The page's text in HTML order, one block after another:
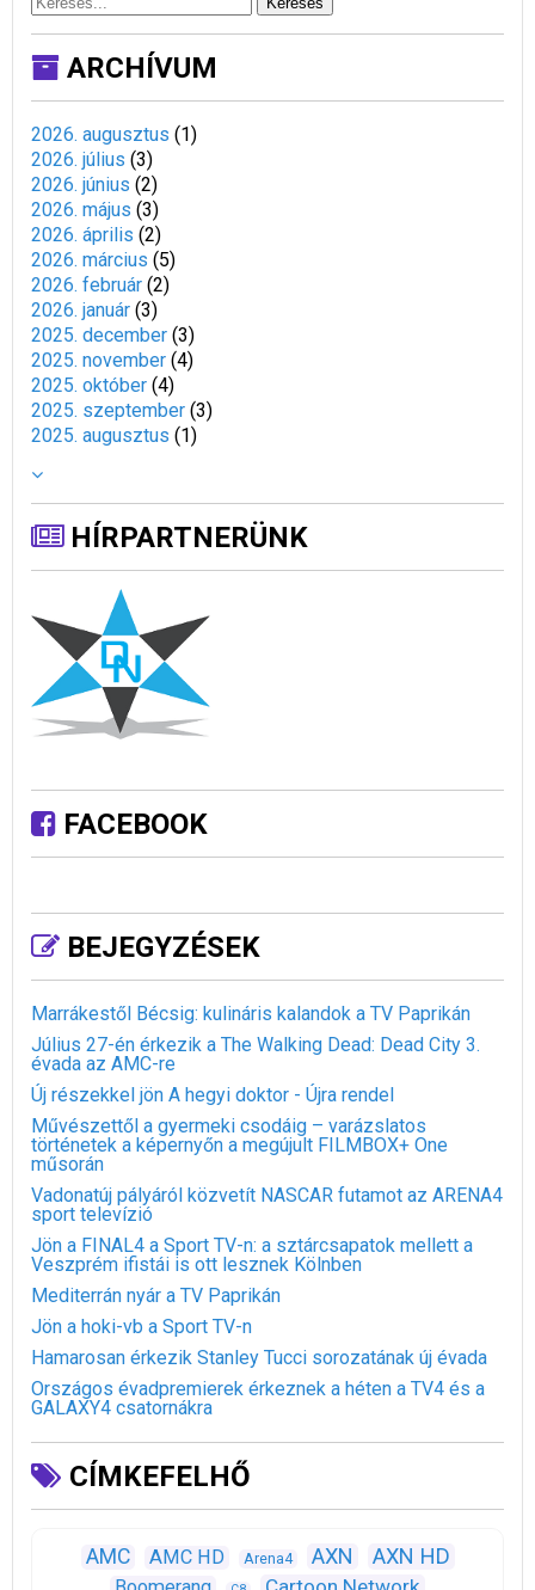
ARCHÍVUM
2026. augusztus (1)
2026. július (3)
2026. június (2)
2026. május (3)
2026. április (2)
2026. március (5)
2026. február (2)
2026. január (3)
2025. december (3)
2025. november (4)
2025. október (4)
2025. szeptember (3)
2025. augusztus (1)
HÍRPARTNERÜNK
FACEBOOK
BEJEGYZÉSEK
Marrákestől Bécsig: kulináris kalandok a TV Paprikán
Július 27-én érkezik a The Walking Dead: Dead City 3.
évada az AMC-re
Új részekkel jön A hegyi doktor - Újra rendel
Művészettől a gyermeki csodáig – varázslatos
történetek a képernyőn a megújult FILMBOX+ One
műsorán
Vadonatúj pályáról közvetít NASCAR futamot az ARENA4
sport televízió
Jön a FINAL4 a Sport TV-n: a sztárcsapatok mellett a
Veszprém ifistái is ott lesznek Kölnben
Mediterrán nyár a TV Paprikán
Jön a hoki-vb a Sport TV-n
Hamarosan érkezik Stanley Tucci sorozatának új évada
Országos évadpremierek érkeznek a héten a TV4 és a
GALAXY4 csatornákra
CÍMKEFELHŐ
AMC AMC HD Arena4 AXN AXN HD